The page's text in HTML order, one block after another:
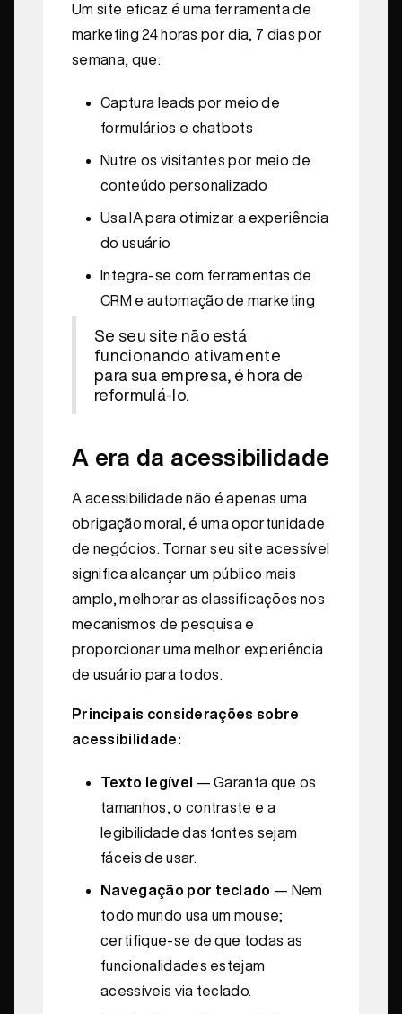
Um site eficaz é uma ferramenta de
marketing 24 horas por dia, 7 dias por
semana, que:
Captura leads por meio de
formulários e chatbots
Nutre os visitantes por meio de
conteúdo personalizado
Usa IA para otimizar a experiência
do usuário
Integra-se com ferramentas de
CRM e automação de marketing
Se seu site não está
funcionando ativamente
para sua empresa, é hora de
reformulá-lo.
A era da acessibilidade
A acessibilidade não é apenas uma
obrigação moral, é uma oportunidade
de negócios. Tornar seu site acessível
significa alcançar um público mais
amplo, melhorar as classificações nos
mecanismos de pesquisa e
proporcionar uma melhor experiência
de usuário para todos.
Principais considerações sobre
acessibilidade:
Texto legível
— Garanta que os
tamanhos, o contraste e a
legibilidade das fontes sejam
fáceis de usar.
Navegação por teclado — Nem
todo mundo usa um mouse;
certifique-se de que todas as
funcionalidades estejam
acessíveis via teclado.